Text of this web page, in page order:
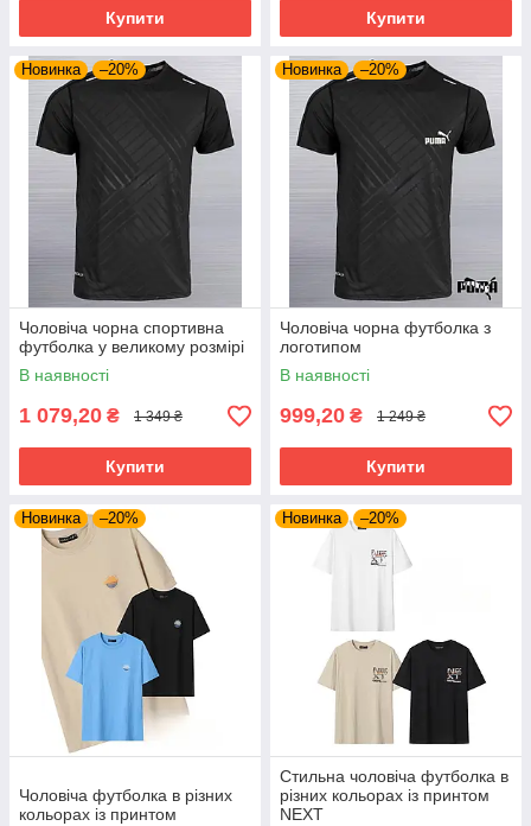
Купити Купити
Новинка –20%
Чоловіча чорна спортивна
футболка у великому розмірі
В наявності
1 079,20 ₴ 1 349 ₴
Купити
Новинка –20%
Чоловіча чорна футболка з
логотипом
В наявності
999,20 ₴ 1 249 ₴
Купити
Новинка –20%
Чоловіча футболка в різних
кольорах із принтом
Новинка –20%
Стильна чоловіча футболка в
різних кольорах із принтом
NEXT